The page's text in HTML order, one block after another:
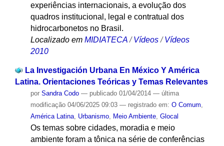
experiências internacionais, a evolução dos
quadros institucional, legal e contratual dos
hidrocarbonetos no Brasil.
Localizado em MIDIATECA /Vídeos /Vídeos
2010
La Investigación Urbana En México Y América
Latina. Orientaciones Teóricas y Temas Relevantes
por Sandra Codo — publicado01/04/2014 — última
modificação04/06/2025 09:03 — registrado em: O Comum,
América Latina, Urbanismo, Meio Ambiente, Glocal
Os temas sobre cidades, moradia e meio
ambiente foram a tônica na série de conferências